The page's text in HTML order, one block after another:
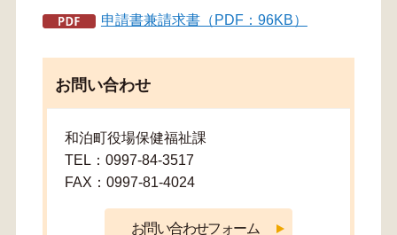
申請書兼請求書（PDF：96KB）
お問い合わせ
和泊町役場保健福祉課
TEL：0997-84-3517
FAX：0997-81-4024